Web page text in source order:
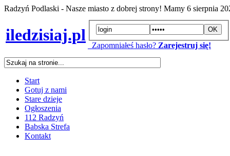
Radzyń Podlaski - Nasze miasto z dobrej strony! Mamy 6 sierpnia
iledzisiaj.pl
Zapomniałeś hasło? Zarejestruj się!
Start
Gotuj z nami
Stare dzieje
Ogłoszenia
112 Radzyń
Babska Strefa
Kontakt